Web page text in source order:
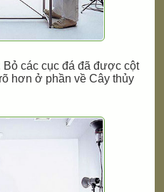
Bỏ các cục đá đã được cột
hơn ở phần về Cây thủy